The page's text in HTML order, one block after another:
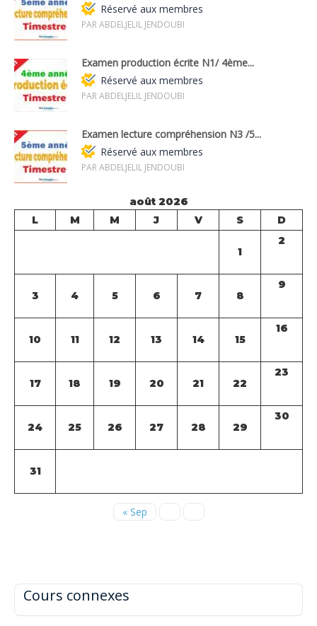
Cours connexes
Réservé aux membres
PAR ABDELJELIL JENDOUBI
Examen production écrite N1/ 4ème...
Réservé aux membres
PAR ABDELJELIL JENDOUBI
Examen lecture compréhension N3 /5...
Réservé aux membres
PAR ABDELJELIL JENDOUBI
août 2026
L
M M J V S D
1
2
3 4 5 6 7 8
9
10 11 12 13 14 15
16
17 18 19 20 21 22
23
24 25 26 27 28 29
30
31
« Sep